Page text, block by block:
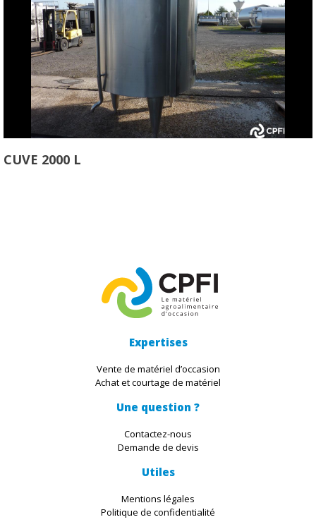
CUVE 2000 L
Expertises
Vente de matériel d’occasion
Achat et courtage de matériel
Une question ?
Contactez-nous
Demande de devis
Utiles
Mentions légales
Politique de confidentialité